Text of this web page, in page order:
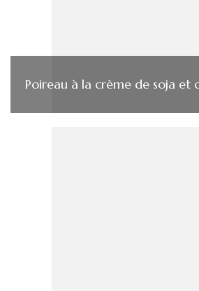
Poireau à la crème de soja et